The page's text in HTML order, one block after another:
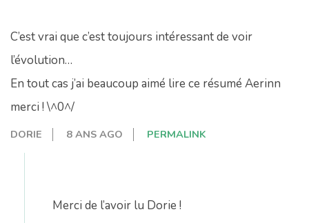
C’est vrai que c’est toujours intéressant de voir
l’évolution…
En tout cas j’ai beaucoup aimé lire ce résumé Aerinn
merci ! \^0^/
DORIE 8 ANS AGO PERMALINK
Merci de l’avoir lu Dorie !